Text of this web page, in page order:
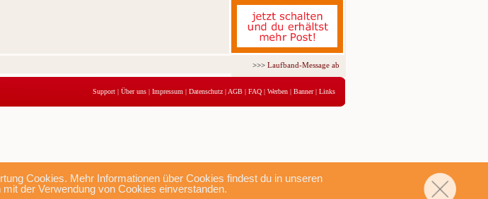
Cookies. Mehr Informationen über Cookies findest du in unseren
der Verwendung von Cookies einverstanden.
>>>Laufband-Message ab nur 5,95 € für 3 Tage!
Support | Über uns | Impressum | Datenschutz | AGB | FAQ | Werben | Banner| Links